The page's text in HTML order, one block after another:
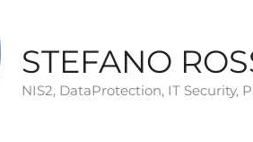
STEFANO
NIS2, DataProtection, IT Security,